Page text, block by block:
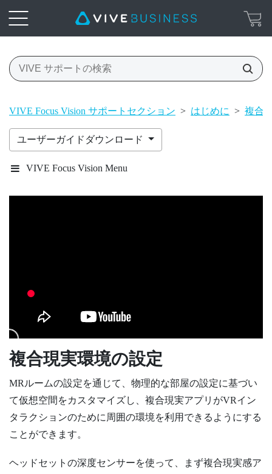
VIVE Focus Vision サポートセクション > はじめに > 複合
ユーザーガイドダウンロード
VIVE Focus Vision Menu
複合現実環境の設定
MRルームの設定を通じて、物理的な部屋の設定に基づい
て仮想空間をカスタマイズし、複合現実アプリがVRイン
タラクションのために周囲の環境を利用できるようにする
ことができます。
ヘッドセットの深度センサーを使って、まず複合現実感ア